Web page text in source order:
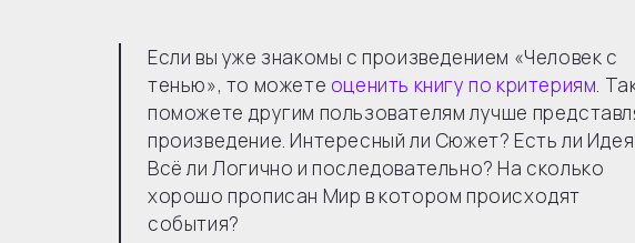
Если вы уже знакомы с произведением «Человек с
тенью», то можете оценить книгу по критериям.
поможете другим пользователям лучше
произведение. Интересный ли Сюжет? Есть ли
Всё ли Логично и последовательно? На сколько
хорошо прописан Мир в котором происходят
события?